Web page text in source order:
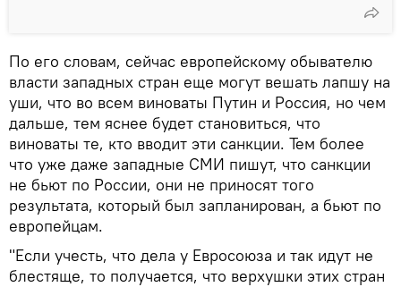
По его словам, сейчас европейскому обывателю
власти западных стран еще могут вешать лапшу на
уши, что во всем виноваты Путин и Россия, но чем
дальше, тем яснее будет становиться, что
виноваты те, кто вводит эти санкции. Тем более
что уже даже западные СМИ пишут, что санкции
не бьют по России, они не приносят того
результата, который был запланирован, а бьют по
европейцам.
"Если учесть, что дела у Евросоюза и так идут не
блестяще, то получается, что верхушки этих стран